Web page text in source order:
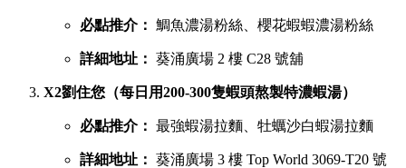
必點推介： 鯛魚濃湯粉絲、櫻花蝦蝦濃湯粉絲
詳細地址： 葵涌廣場 2 樓 C28 號舖
X2劉住您（每日用200-300隻蝦頭熬製特濃蝦湯）
必點推介： 最強蝦湯拉麵、牡蠣沙白蝦湯拉麵
詳細地址： 葵涌廣場 3 樓 Top World 3069-T20 號